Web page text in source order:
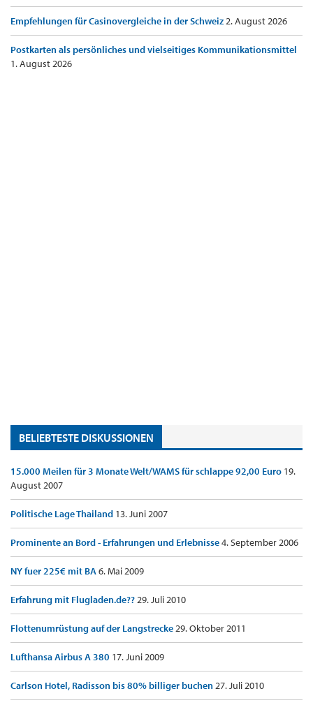
Empfehlungen für Casinovergleiche in der Schweiz2. August 2026
Postkarten als persönliches und vielseitiges Kommunikationsmittel
1. August 2026
BELIEBTESTE DISKUSSIONEN
15.000 Meilen für 3 Monate Welt/WAMS für schlappe 92,00 Euro 19.
August 2007
Politische Lage Thailand 13. Juni 2007
Prominente an Bord - Erfahrungen und Erlebnisse4. September 2006
NY fuer 225€ mit BA6. Mai 2009
Erfahrung mit Flugladen.de??29. Juli 2010
Flottenumrüstung auf der Langstrecke29. Oktober 2011
Lufthansa Airbus A 380 17. Juni 2009
Carlson Hotel, Radisson bis 80% billiger buchen27. Juli 2010